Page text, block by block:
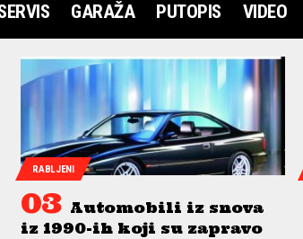
GARAŽA PUTOPIS VIDEO
RABLJENI
Automobili iz snova
iz 1990-ih koji su zapravo